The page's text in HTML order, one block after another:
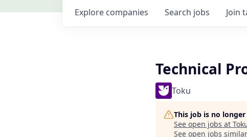
Search jobs
Explore companies Join
Technical
Toku
This job is no
See open jobs at
See open jobs